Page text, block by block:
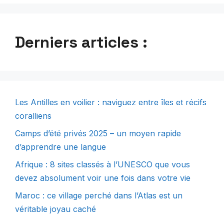
Derniers articles :
Les Antilles en voilier : naviguez entre îles et récifs
coralliens
Camps d’été privés 2025 – un moyen rapide
d’apprendre une langue
Afrique : 8 sites classés à l’UNESCO que vous
devez absolument voir une fois dans votre vie
Maroc : ce village perché dans l’Atlas est un
véritable joyau caché